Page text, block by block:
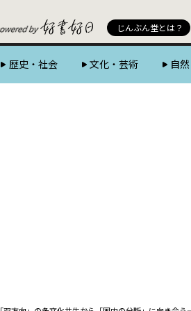
じんぶん堂とは？
歴史・社会 文化・芸術 自